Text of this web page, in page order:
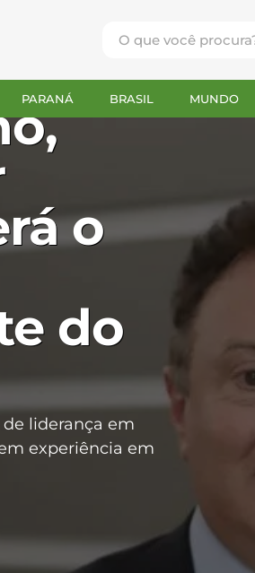
PARANÁ BRASIL MUNDO
o
do
liderança em
experiência em